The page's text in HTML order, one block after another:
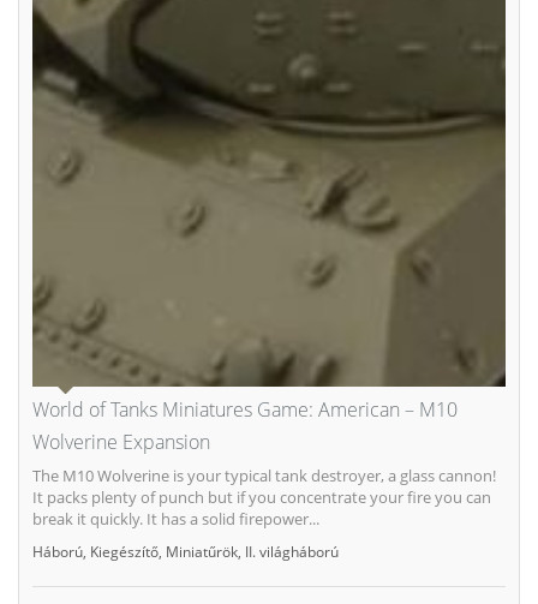
World of Tanks Miniatures Game: American – M10
Wolverine Expansion
The M10 Wolverine is your typical tank destroyer, a glass cannon!
It packs plenty of punch but if you concentrate your fire you can
break it quickly. It has a solid firepower...
Háború Kiegészítő Miniatűrök II. világháború